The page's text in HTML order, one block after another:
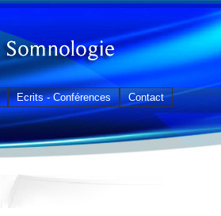
Ecrits - Conférences Contact